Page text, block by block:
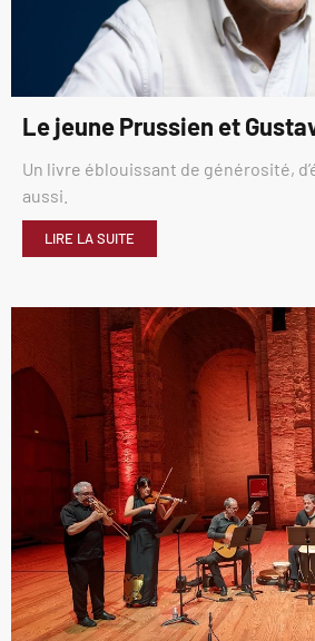
Le jeune Prussien et
Un livre éblouissant de générosité,
aussi.
LIRE LA SUITE